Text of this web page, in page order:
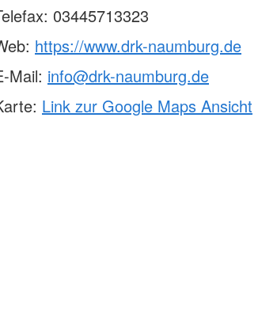
03445713323
https://www.drk-naumburg.de
Mail: info@drk-naumburg.de
Link zur Google Maps Ansicht